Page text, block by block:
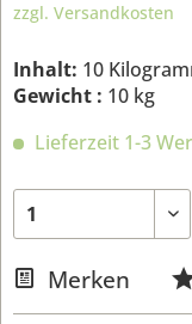
zzgl. Versandkosten
Inhalt: 10
Gewicht : 10 kg
Lieferzeit 1-3
Merken